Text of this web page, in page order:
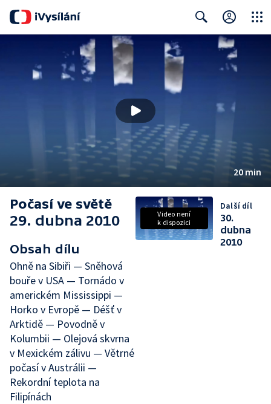
20 min
Počasí ve světě
29. dubna 2010
Obsah dílu
Ohně na Sibiři — Sněhová
bouře v USA — Tornádo v
americkém Mississippi —
Horko v Evropě — Déšť v
Arktidě — Povodně v
Kolumbii — Olejová skvrna
v Mexickém zálivu — Větrné
počasí v Austrálii —
Rekordní teplota na
Filipínách
Video není
k dispozici
Další díl
30.
dubna
2010